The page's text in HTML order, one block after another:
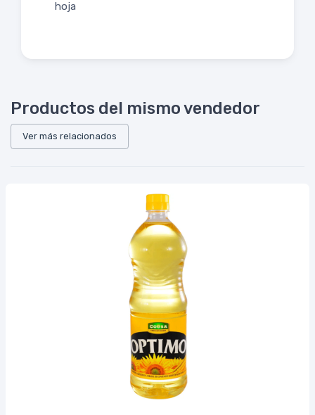
hoja
Productos del mismo vendedor
Ver más relacionados